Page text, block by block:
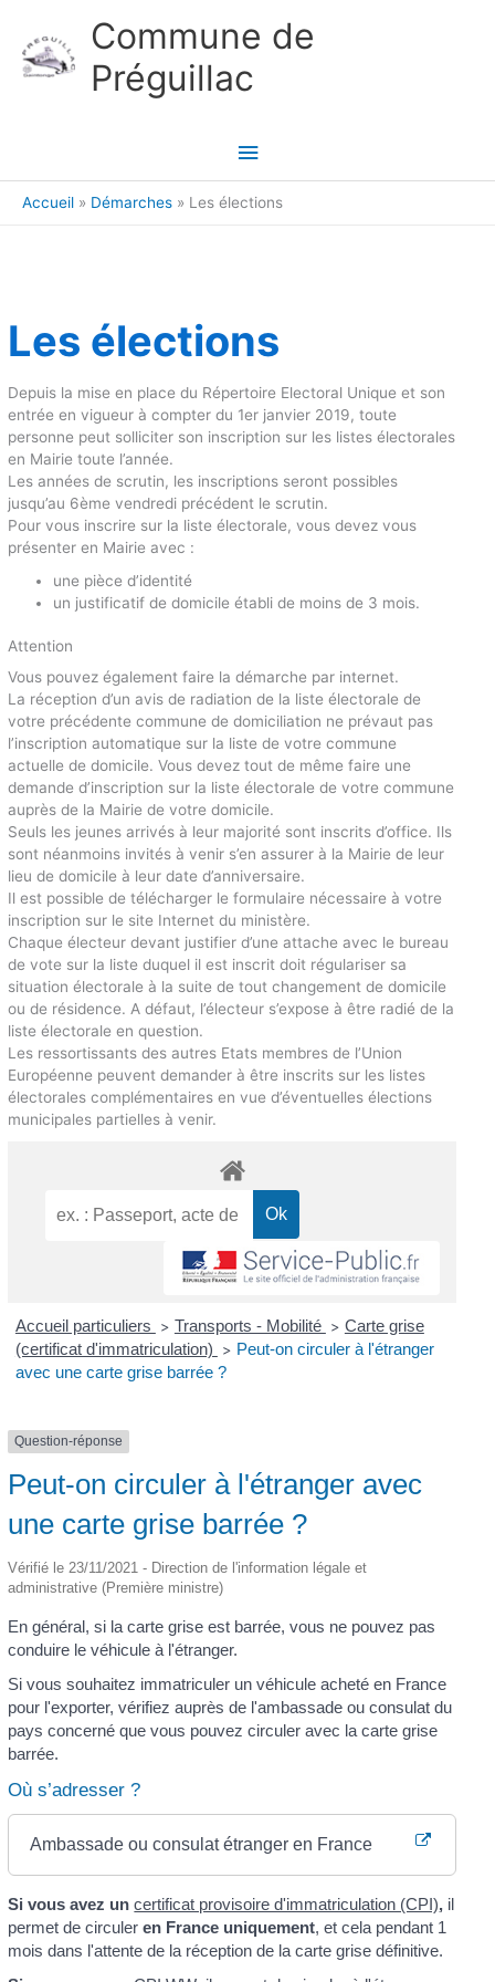
Commune de
Préguillac
Menu
principal
Accueil Démarches Les élections
Les élections
Depuis la mise en place du Répertoire Electoral Unique et son
entrée en vigueur à compter du 1er janvier 2019, toute
personne peut solliciter son inscription sur les listes électorales
en Mairie toute l’année.
Les années de scrutin, les inscriptions seront possibles
jusqu’au 6ème vendredi précédent le scrutin.
Pour vous inscrire sur la liste électorale, vous devez vous
présenter en Mairie avec :
une pièce d’identité
un justificatif de domicile établi de moins de 3 mois.
Attention
Vous pouvez également faire la démarche par internet.
La réception d’un avis de radiation de la liste électorale de
votre précédente commune de domiciliation ne prévaut pas
l’inscription automatique sur la liste de votre commune
actuelle de domicile. Vous devez tout de même faire une
demande d’inscription sur la liste électorale de votre commune
auprès de la Mairie de votre domicile.
Seuls les jeunes arrivés à leur majorité sont inscrits d’office. Ils
sont néanmoins invités à venir s’en assurer à la Mairie de leur
lieu de domicile à leur date d’anniversaire.
Il est possible de télécharger le formulaire nécessaire à votre
inscription sur le site Internet du ministère.
Chaque électeur devant justifier d’une attache avec le bureau
de vote sur la liste duquel il est inscrit doit régulariser sa
situation électorale à la suite de tout changement de domicile
ou de résidence. A défaut, l’électeur s’expose à être radié de la
liste électorale en question.
Les ressortissants des autres Etats membres de l’Union
Européenne peuvent demander à être inscrits sur les listes
électorales complémentaires en vue d’éventuelles élections
municipales partielles à venir.
Accueil particuliers > Transports - Mobilité > Carte grise
(certificat d'immatriculation)
> Peut-on circuler à l'étranger
avec une carte grise barrée ?
Question-réponse
Peut-on circuler à l'étranger avec
une carte grise barrée ?
Vérifié le 23/11/2021 - Direction de l'information légale et
administrative (Première ministre)
En général, si la carte grise est barrée, vous ne pouvez pas
conduire le véhicule à l'étranger.
Si vous souhaitez immatriculer un véhicule acheté en France
pour l'exporter, vérifiez auprès de l'ambassade ou consulat du
pays concerné que vous pouvez circuler avec la carte grise
barrée.
Où s’adresser ?
Ambassade ou consulat étranger en France
Si vous avez uncertificat provisoire d'immatriculation (CPI), il
permet de circuleren France uniquement, et cela pendant 1
mois dans l'attente de la réception de la carte grise définitive.